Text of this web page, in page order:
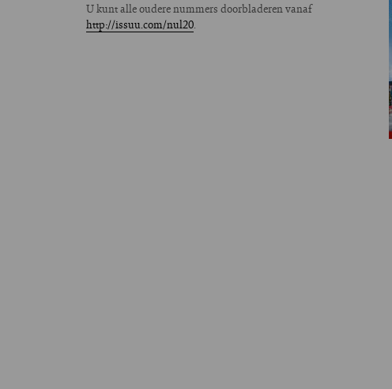
U kunt alle oudere nummers doorbladeren vanaf
http://issuu.com/nul20